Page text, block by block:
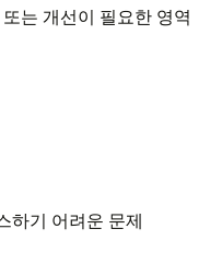
는 개선이 필요한 영역
하기 어려운 문제